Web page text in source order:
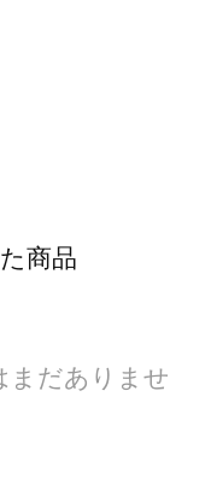
商品
まだありませ